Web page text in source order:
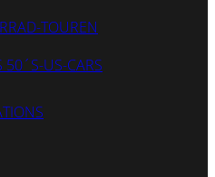
TOUREN
50´S-US-CARS